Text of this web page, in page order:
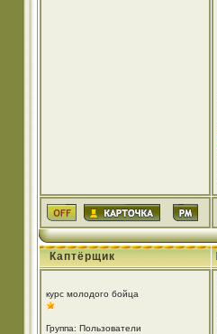
Каптёрщик
курс молодого бойца
Группа: Пользователи